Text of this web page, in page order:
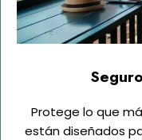
Protege lo que
están diseñados